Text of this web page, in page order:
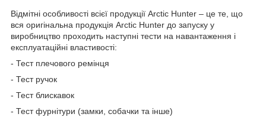
Відмітні особливості всієї продукції Arctic Hunter – це те, що
вся оригінальна продукція Arctic Hunter до запуску у
виробництво проходить наступні тести на навантаження і
експлуатаційні властивості:
- Тест плечового ремінця
- Тест ручок
- Тест блискавок
- Тест фурнітури (замки, собачки та інше)